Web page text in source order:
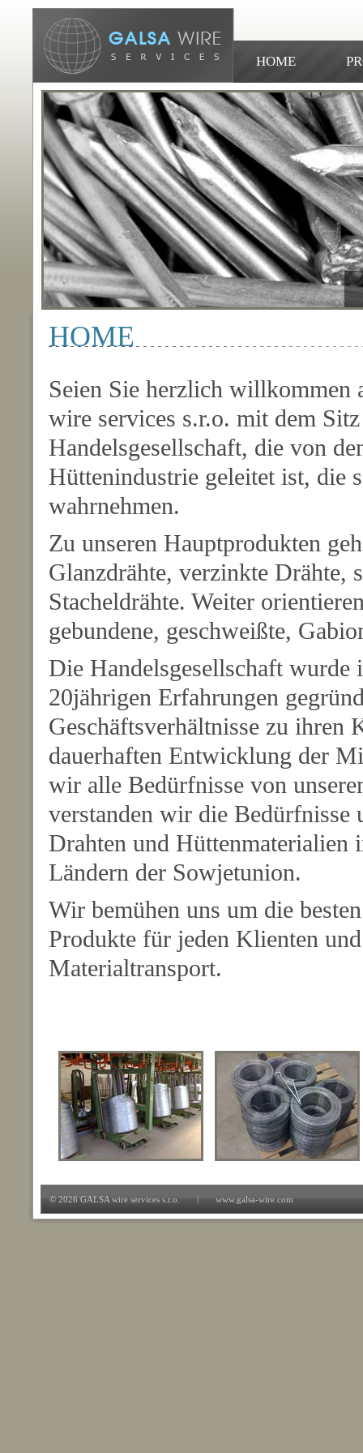
HOME
Seien Sie herzlich willkommen
wire services s.r.o. mit dem
Handelsgesellschaft, die von
Hüttenindustrie geleitet ist, die
wahrnehmen.
Zu unseren Hauptprodukten
Glanzdrähte, verzinkte Drähte,
Stacheldrähte. Weiter
gebundene, geschweißte,
Die Handelsgesellschaft wurde
20jährigen Erfahrungen
Geschäftsverhältnisse zu ihren
dauerhaften Entwicklung der
wir alle Bedürfnisse von
verstanden wir die
Drahten und Hüttenmaterialien
Ländern der Sowjetunion.
Wir bemühen uns um die
Produkte für jeden Klienten
Materialtransport.
HOME
© 2026 GALSA wire services s.r.o. | www.galsa-wire.com